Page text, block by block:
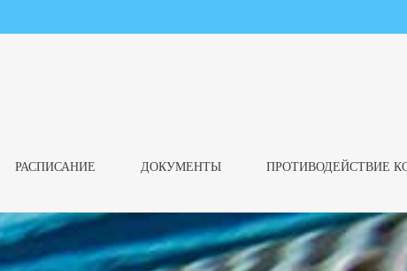
РАСПИСАНИЕ ДОКУМЕНТЫ ПРОТИВОДЕЙСТВИЕ